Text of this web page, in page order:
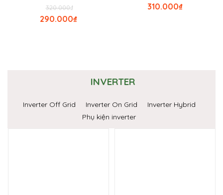
₫
320.000
₫
290.000
₫
310.000
INVERTER
Inverter Off Grid Inverter On Grid
Inverter Hybrid
Phụ kiện inverter